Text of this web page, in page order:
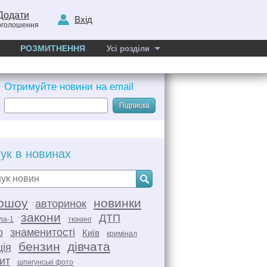
Вхід
РОЗМИТНЕННЯ Усі розділи
Отримуйте новини на email
Підписка
в новинах
авторинок новинки
1 закони тюнинг
ДТП
знаменитості Київ кримінал
бензин дівчата
шпигунські фото